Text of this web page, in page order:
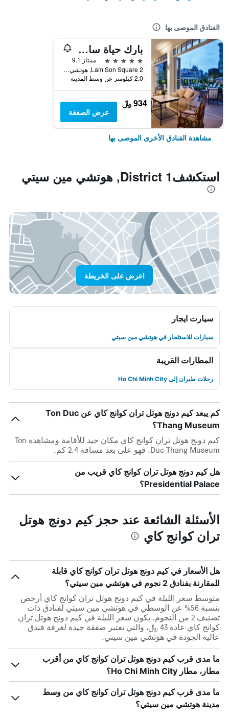
الفنادق الموصى بها
بارك حياة سايجون
5 نجوم
ممتاز 9.1
2 Lam Son Square, هوتشي مين سيتي, فيتنام
2.0 كيلومتر عن وسط المدينة
934 ﷼
عرض الصفقة
مشاهدة الفنادق الأخرى الموصى بها
استكشفDistrict 1, هوتشي مين سيتي
اعرض على الخريطة
سيارت ايجار
سيارات للاستئجار في هوتشي مين سيتي
المطارات القريبة
رحلات طيران إلى Ho Chi Minh City
كم يبعد كيم دونج هوتل تران كوانج كاي عن Ton Duc
Thang Museum؟
كيم دونج هوتل تران كوانج كاي مكان جيد للأقامة ومشاهدة Ton
Duc Thang Museum. فهو على بعد مسافة 2.4 كم.
هل كيم دونج هوتل تران كوانج كاي قريب من
Presidential Palace؟
الأسئلة الشائعة عند حجز كيم دونج هوتل
تران كوانج كاي
هل الأسعار في كيم دونج هوتل تران كوانج كاي قابلة
للمقارنة بفنادق 2 نجوم في هوتشي مين سيتي؟
متوسط سعر الليلة في كيم دونج هوتل تران كوانج كاي أرخص
بنسبة 56% عن الوسطي في هوتشي مين سيتي لفنادق ذات
تصنيف 2 من النجوم. يكون سعر الليلة في كيم دونج هوتل تران
كوانج كاي عادة 43 ﷼، والتي تعتبر صفقة جيدة لغرفة فندق
عالية الجودة في هوتشي مين سيتي.
ما مدى قرب كيم دونج هوتل تران كوانج كاي من أقرب
مطار، مطار Ho Chi Minh City؟
ما مدى قرب كيم دونج هوتل تران كوانج كاي من وسط
مدينة هوتشي مين سيتي؟